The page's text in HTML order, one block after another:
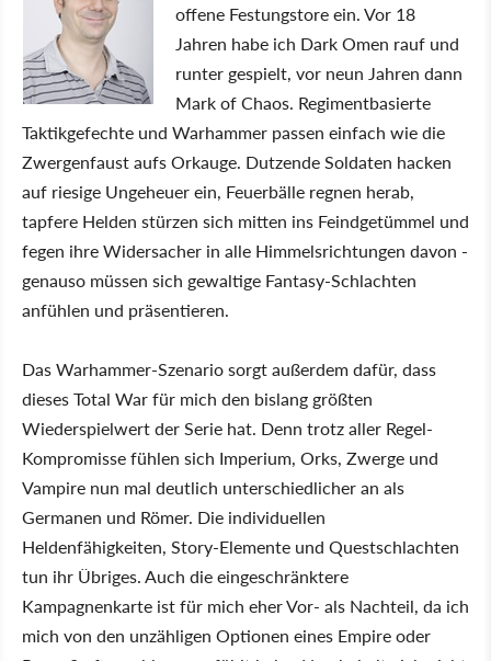
offene Festungstore ein. Vor 18
Jahren habe ich Dark Omen rauf und
runter gespielt, vor neun Jahren dann
Mark of Chaos. Regimentbasierte
Taktikgefechte und Warhammer passen einfach wie die
Zwergenfaust aufs Orkauge. Dutzende Soldaten hacken
auf riesige Ungeheuer ein, Feuerbälle regnen herab,
tapfere Helden stürzen sich mitten ins Feindgetümmel und
fegen ihre Widersacher in alle Himmelsrichtungen davon -
genauso müssen sich gewaltige Fantasy-Schlachten
anfühlen und präsentieren.
Das Warhammer-Szenario sorgt außerdem dafür, dass
dieses Total War für mich den bislang größten
Wiederspielwert der Serie hat. Denn trotz aller Regel-
Kompromisse fühlen sich Imperium, Orks, Zwerge und
Vampire nun mal deutlich unterschiedlicher an als
Germanen und Römer. Die individuellen
Heldenfähigkeiten, Story-Elemente und Questschlachten
tun ihr Übriges. Auch die eingeschränktere
Kampagnenkarte ist für mich eher Vor- als Nachteil, da ich
mich von den unzähligen Optionen eines Empire oder